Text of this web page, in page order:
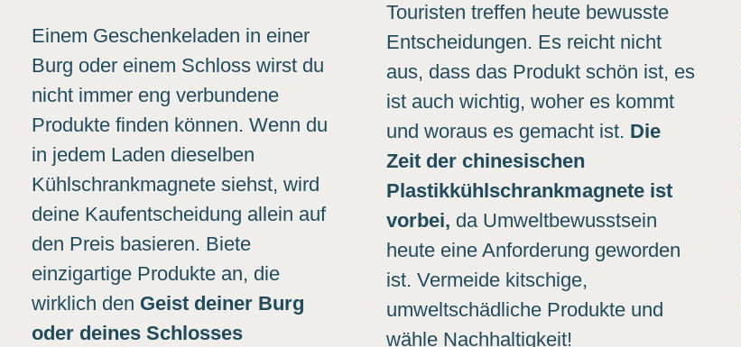
Einem Geschenkeladen in einer
Burg oder einem Schloss wirst du
nicht immer eng verbundene
Produkte finden können. Wenn du
in jedem Laden dieselben
Kühlschrankmagnete siehst, wird
deine Kaufentscheidung allein auf
den Preis basieren. Biete
einzigartige Produkte an, die
wirklich den Geist deiner Burg
oder deines Schlosses
Touristen treffen heute bewusste
Entscheidungen. Es reicht nicht
aus, dass das Produkt schön ist, es
ist auch wichtig, woher es kommt
und woraus es gemacht ist. Die
Zeit der chinesischen
Plastikkühlschrankmagnete ist
vorbei, da Umweltbewusstsein
heute eine Anforderung geworden
ist. Vermeide kitschige,
umweltschädliche Produkte und
wähle Nachhaltigkeit!